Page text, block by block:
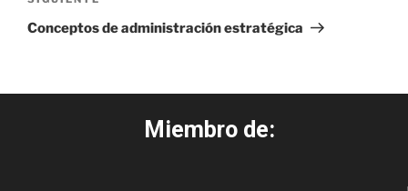
Conceptos de administración estratégica
Miembro de: